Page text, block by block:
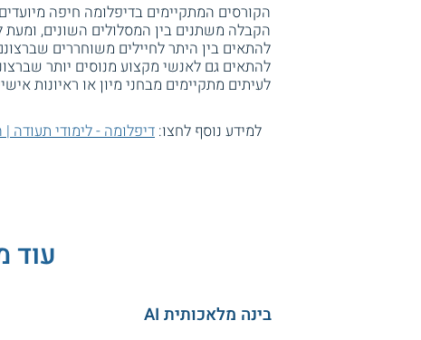
הקורסים המתקיימים בדיפלומה חיפה
להתאים בין היתר לחיילים משוחררים
להתאים גם לאנשי מקצוע מנוסים יותר
לעיתים מתקיימים מבחני מיון או ראיונות
למידע נוסף לחצו: דיפלומה - לימודי תעודה
עוד
בינה מלאכותית AI